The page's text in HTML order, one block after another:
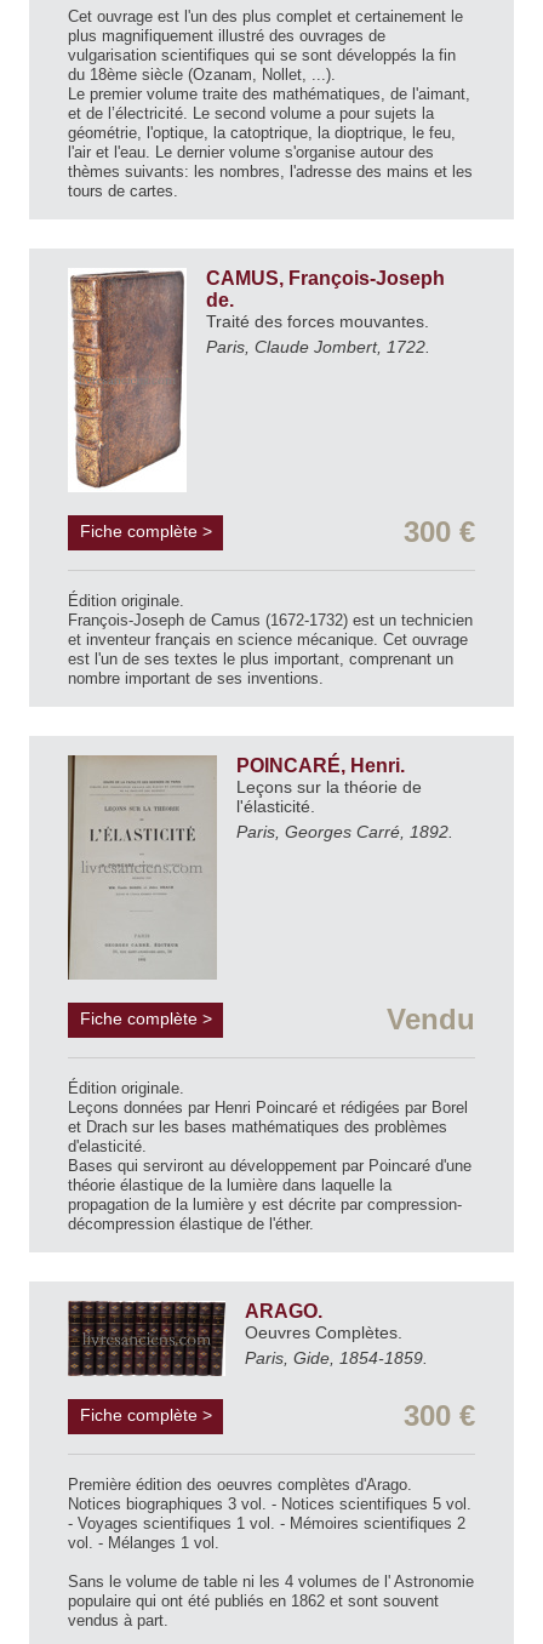
Cet ouvrage est l'un des plus complet et certainement le
plus magnifiquement illustré des ouvrages de
vulgarisation scientifiques qui se sont développés la fin
du 18ème siècle (Ozanam, Nollet, ...).
Le premier volume traite des mathématiques, de l'aimant,
et de l’électricité. Le second volume a pour sujets la
géométrie, l'optique, la catoptrique, la dioptrique, le feu,
l'air et l'eau. Le dernier volume s'organise autour des
thèmes suivants: les nombres, l'adresse des mains et les
tours de cartes.
CAMUS, François-Joseph
de.
Traité des forces mouvantes.
Paris, Claude Jombert, 1722.
Fiche complète > 300 €
Édition originale.
François-Joseph de Camus (1672-1732) est un technicien
et inventeur français en science mécanique. Cet ouvrage
est l'un de ses textes le plus important, comprenant un
nombre important de ses inventions.
POINCARÉ, Henri.
Leçons sur la théorie de
l'élasticité.
Paris, Georges Carré, 1892.
Fiche complète > Vendu
Édition originale.
Leçons données par Henri Poincaré et rédigées par Borel
et Drach sur les bases mathématiques des problèmes
d'elasticité.
Bases qui serviront au développement par Poincaré d'une
théorie élastique de la lumière dans laquelle la
propagation de la lumière y est décrite par compression-
décompression élastique de l'éther.
ARAGO.
Oeuvres Complètes.
Paris, Gide, 1854-1859.
Fiche complète > 300 €
Première édition des oeuvres complètes d'Arago.
Notices biographiques 3 vol. - Notices scientifiques 5 vol.
- Voyages scientifiques 1 vol. - Mémoires scientifiques 2
vol. - Mélanges 1 vol.
Sans le volume de table ni les 4 volumes de l' Astronomie
populaire qui ont été publiés en 1862 et sont souvent
vendus à part.